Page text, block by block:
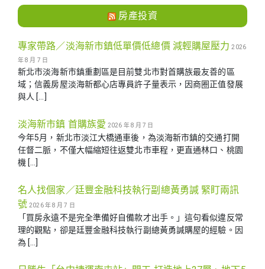
房產投資
專家帶路／淡海新市鎮低單價低總價 減輕購屋壓力 2026
年 8 月 7 日
新北市淡海新市鎮重劃區是目前雙北市對首購族最友善的區
域；信義房屋淡海新都心店專員許子量表示，因商圈正值發展
與人 […]
淡海新市鎮 首購族愛 2026 年 8 月 7 日
今年5月，新北市淡江大橋通車後，為淡海新市鎮的交通打開
任督二脈，不僅大幅縮短往返雙北市車程，更直通林口、桃園
機 […]
名人找個家／廷豐金融科技執行副總黃勇諴 緊盯兩訊
號 2026 年 8 月 7 日
「買房永遠不是完全準備好自備款才出手。」這句看似違反常
理的觀點，卻是廷豐金融科技執行副總黃勇諴購屋的經驗。因
為 […]